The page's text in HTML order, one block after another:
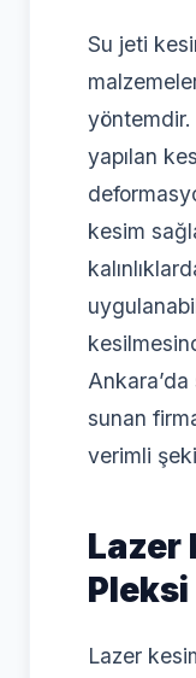
Su jeti
yöntemdir.
yapılan
kesim
sunan
verimli
Lazer
Pleksi
Lazer